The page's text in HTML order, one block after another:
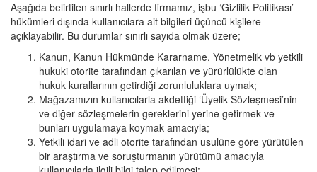
Aşağıda belirtilen sınırlı hallerde firmamız, işbu ‘Gizlilik Politikası’
hükümleri dışında kullanıcılara ait bilgileri üçüncü kişilere
açıklayabilir. Bu durumlar sınırlı sayıda olmak üzere;
Kanun, Kanun Hükmünde Kararname, Yönetmelik vb yetkili
hukuki otorite tarafından çıkarılan ve yürürlülükte olan
hukuk kurallarının getirdiği zorunluluklara uymak;
Mağazamızın kullanıcılarla akdettiği ‘Üyelik Sözleşmesi’nin
ve diğer sözleşmelerin gereklerini yerine getirmek ve
bunları uygulamaya koymak amacıyla;
Yetkili idari ve adli otorite tarafından usulüne göre yürütülen
bir araştırma ve soruşturmanın yürütümü amacıyla